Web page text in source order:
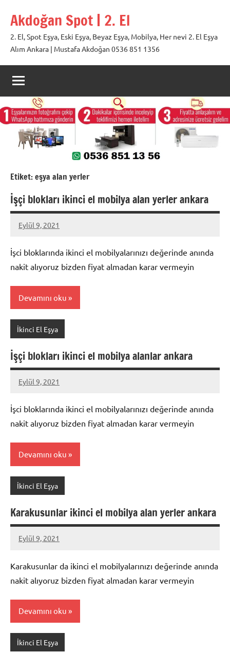
geçAkdoğan Spot | 2. El
2. El, Spot Eşya, Eski Eşya, Beyaz Eşya, Mobilya, Her nevi 2. El Eşya
Alım Ankara | Mustafa Akdoğan 0536 851 1356
Etiket:eşya alan yerler
İşçi blokları ikinci el mobilya alan yerler ankara
Eylül 9, 2021
Mustafa
İşci bloklarında ikinci el mobilyalarınızı değerinde anında
nakit alıyoruz bizden fiyat almadan karar vermeyin
Devamını oku
İkinci El Eşya
İşçi blokları ikinci el mobilya alanlar ankara
Eylül 9, 2021
Mustafa
İşci bloklarında ikinci el mobilyalarınızı değerinde anında
nakit alıyoruz bizden fiyat almadan karar vermeyin
Devamını oku
İkinci El Eşya
Karakusunlar ikinci el mobilya alan yerler ankara
Eylül 9, 2021
Mustafa
Karakusunlar da ikinci el mobilyalarınızı değerinde anında
nakit alıyoruz bizden fiyat almadan karar vermeyin
Devamını oku
İkinci El Eşya